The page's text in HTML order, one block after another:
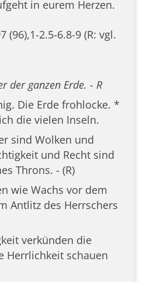
in eurem Herzen.
(96),1-2.5-6.8-9 (R: vgl.
der ganzen Erde. - R
Die Erde frohlocke. *
die vielen Inseln.
sind Wolken und
und Recht sind
Throns. - (R)
wie Wachs vor dem
Antlitz des Herrschers
verkünden die
Herrlichkeit schauen